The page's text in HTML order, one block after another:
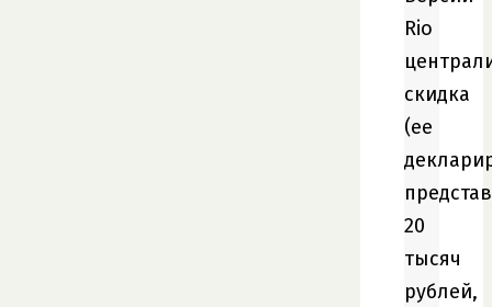
Rio
скидка
(ее
20
тысяч
рублей,